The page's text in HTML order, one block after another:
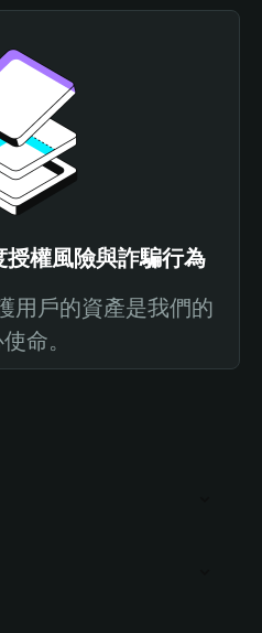
權風險與詐騙行為
用戶的資產是我們的
命。